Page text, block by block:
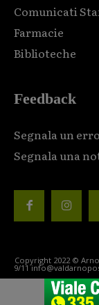
Comunicati
Farmacie
Biblioteche
Feedback
Segnala un
Segnala una
Copyright 2022 ©
9/11